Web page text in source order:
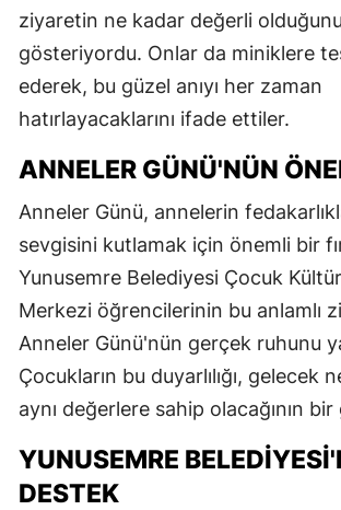
ziyaretin ne kadar değerli olduğunu
gösteriyordu. Onlar da miniklere
ederek, bu güzel anıyı her zaman
hatırlayacaklarını ifade ettiler.
ANNELER GÜNÜ'NÜN
Anneler Günü, annelerin
sevgisini kutlamak için önemli bir
Yunusemre Belediyesi Çocuk
Merkezi öğrencilerinin bu anlamlı
Anneler Günü'nün gerçek ruhunu
Çocukların bu duyarlılığı, gelecek
aynı değerlere sahip olacağının
YUNUSEMRE
DESTEK